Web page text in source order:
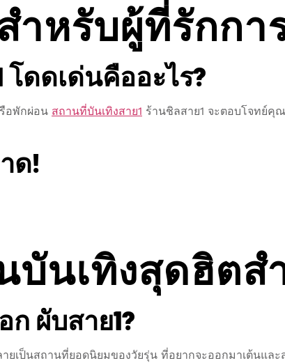
ำหรับผู้ที่รักก
ดดเด่นคืออะไร?
อพักผ่อน สถานที่บันเทิงสาย1 ร้านชิลสาย1 จะตอบโจทย์คุ
ด!
บันเทิงสุดฮิตส
ก ผับสาย1?
ายเป็นสถานที่ยอดนิยมของวัยรุ่น ที่อยากจะออกมาเต้นแล